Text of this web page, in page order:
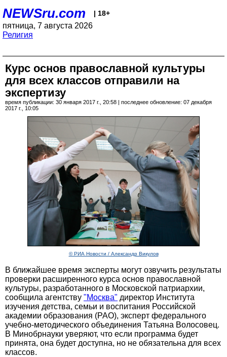
NEWSru.com | 18+
пятница, 7 августа 2026
Религия
Курс основ православной культуры
для всех классов отправили на
экспертизу
время публикации: 30 января 2017 г., 20:58 | последнее обновление: 07 декабря
2017 г., 10:05
© РИА Новости / Александр Викулов
В ближайшее время эксперты могут озвучить результаты
проверки расширенного курса основ православной
культуры, разработанного в Московской патриархии,
сообщила агентству "Москва" директор Института
изучения детства, семьи и воспитания Российской
академии образования (РАО), эксперт федерального
учебно-методического объединения Татьяна Волосовец.
В Минобрнауки уверяют, что если программа будет
принята, она будет доступна, но не обязательна для всех
классов.